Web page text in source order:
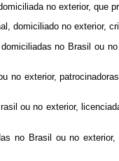
no exterior, que
domiciliado no exterior,
no Brasil ou
exterior,
ou no exterior,
no Brasil ou no